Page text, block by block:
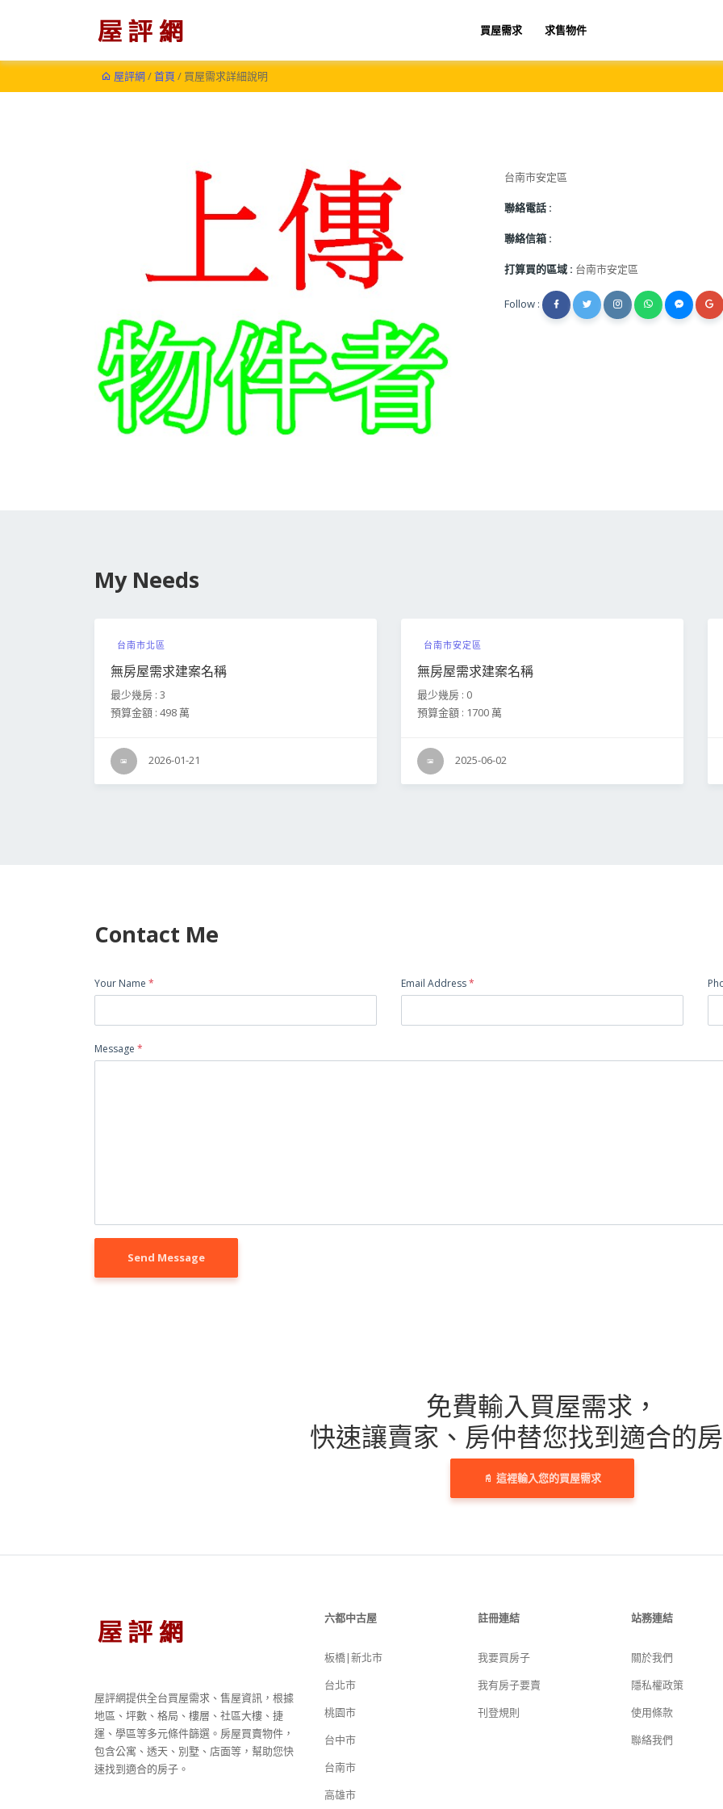
買屋需求 求售物件
屋評網/首頁 / 買屋需求詳細說明
台南市安定區
聯絡電話 :
聯絡信箱 :
打算買的區域 : 台南市安定區
Follow :
My Needs
台南市北區
無房屋需求建案名稱
最少幾房 : 3
預算金額 : 498 萬
2026-01-21
台南市安定區
無房屋需求建案名稱
最少幾房 : 0
預算金額 : 1700 萬
2025-06-02
Contact Me
Your Name * Email Address*
Message *
Send Message
免費輸入買屋需求，
快速讓賣家、房仲替您找到適合的
這裡輸入您的買屋需求
屋評網提供全台買屋需求、售屋資訊，根據
地區、坪數、格局、樓層、社區大樓、捷
運、學區等多元條件篩選。房屋買賣物件，
包含公寓、透天、別墅、店面等，幫助您快
速找到適合的房子。
六都中古屋
板橋|新北市
台北市
桃園市
台中市
台南市
高雄市
註冊連結
我要買房子
我有房子要賣
刊登規則
站務連結
關於我們
隱私權政策
使用條款
聯絡我們